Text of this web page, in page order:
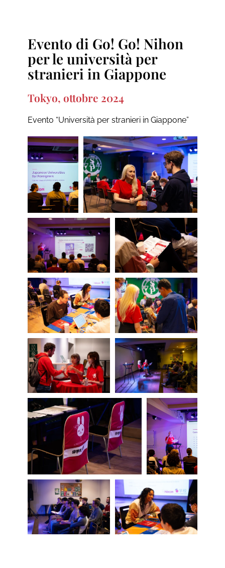
Evento di Go! Go! Nihon
per le università per
stranieri in Giappone
Tokyo, ottobre 2024
Evento “Università per stranieri in Giappone”